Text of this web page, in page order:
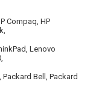
Compaq, HP
Lenovo
Bell, Packard